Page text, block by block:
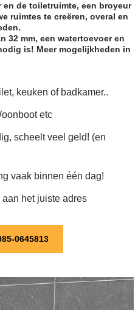
en de toiletruimte, een broyeur
ruimtes te creëren, overal en
32 mm, een watertoevoer en
is! Meer mogelijkheden in
keuken of badkamer..
etc
scheelt veel geld! (en
vaak binnen één dag!
het juiste adres
0645813